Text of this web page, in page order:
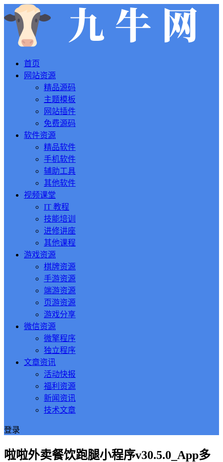
首页
网站资源
精品源码
主题模板
网站插件
免费源码
软件资源
精品软件
手机软件
辅助工具
其他软件
视频课堂
IT 教程
技能培训
进修讲座
其他课程
游戏资源
棋牌资源
手游资源
端游资源
页游资源
游戏分享
微信资源
微擎程序
独立程序
文章资讯
活动快报
福利资源
新闻资讯
技术文章
登录
啦啦外卖餐饮跑腿小程序v30.5.0_App多